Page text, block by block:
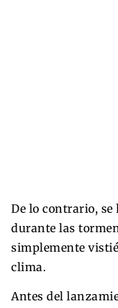
De lo contrario,
durante las
simplemente
clima.
Antes del